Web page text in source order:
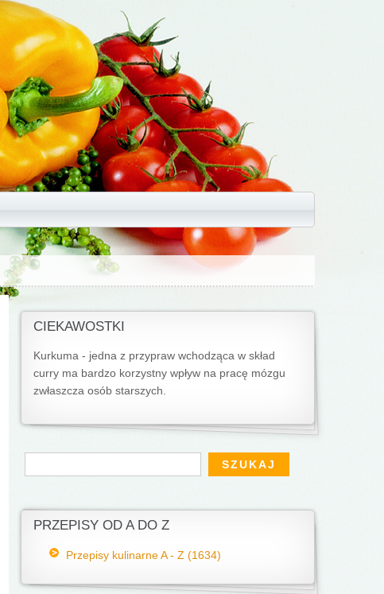
CIEKAWOSTKI
Kurkuma - jedna z przypraw wchodząca w skład
curry ma bardzo korzystny wpływ na pracę mózgu
zwłaszcza osób starszych.
Formularz wyszukiwania
Szukaj
PRZEPISY OD A DO Z
Przepisy kulinarne A - Z (1634)